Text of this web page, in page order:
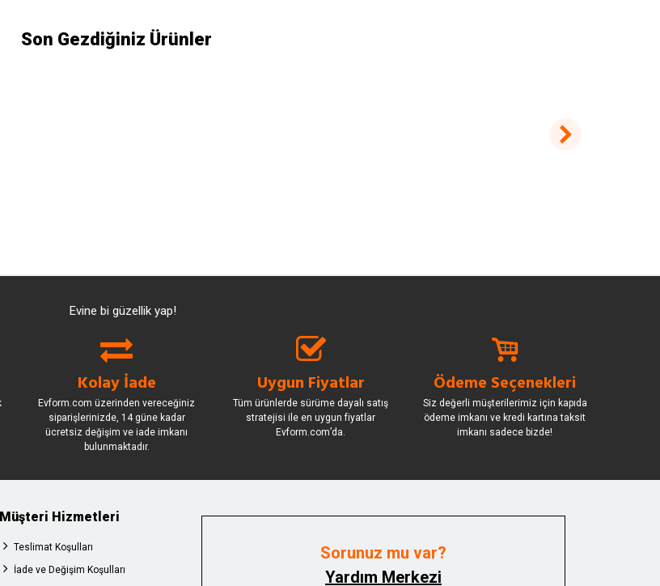
Son Gezdiğiniz Ürünler
Kolay İade
Evform.com üzerinden vereceğiniz
siparişlerinizde, 14 güne kadar
ücretsiz değişim ve iade imkanı
bulunmaktadır.
Uygun Fiyatlar
Tüm ürünlerde sürüme dayalı satış
stratejisi ile en uygun fiyatlar
Evform.com’da.
Ödeme Seçenekleri
Siz değerli müşterilerimiz için kapıda
ödeme imkanı ve kredi kartına taksit
imkanı sadece bizde!
Müşteri Hizmetleri
Teslimat Koşulları
İade ve Değişim Koşulları
Sorunuz mu var?
Yardım Merkezi